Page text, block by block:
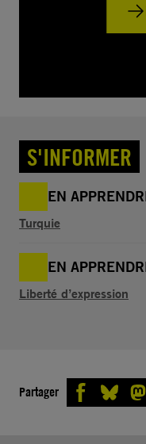
S'INFORMER
EN
Turquie
EN
Liberté d’expression
Partager